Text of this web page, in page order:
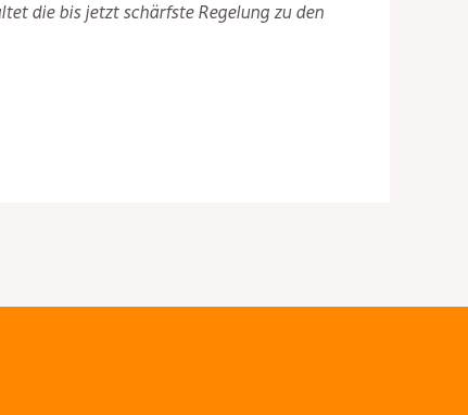
die bis jetzt schärfste Regelung zu den